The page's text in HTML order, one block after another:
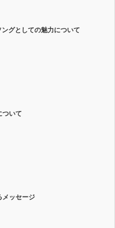
グとしての魅力について
ついて
メッセージ